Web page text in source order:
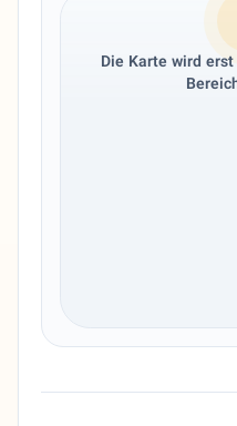
Die Karte wird